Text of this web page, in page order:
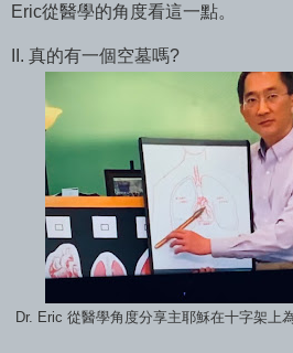
Eric從醫學的角度看這一點。
II. 真的有一個空墓嗎?
Dr. Eric 從醫學角度分享主耶穌在十字架上